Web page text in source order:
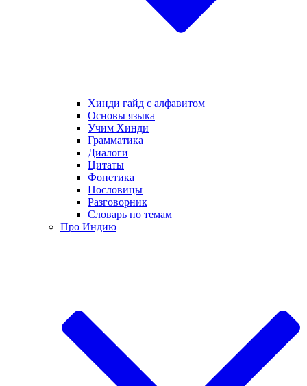
Хинди гайд с алфавитом
Основы языка
Учим Хинди
Грамматика
Диалоги
Цитаты
Фонетика
Пословицы
Разговорник
Словарь по темам
Про Индию